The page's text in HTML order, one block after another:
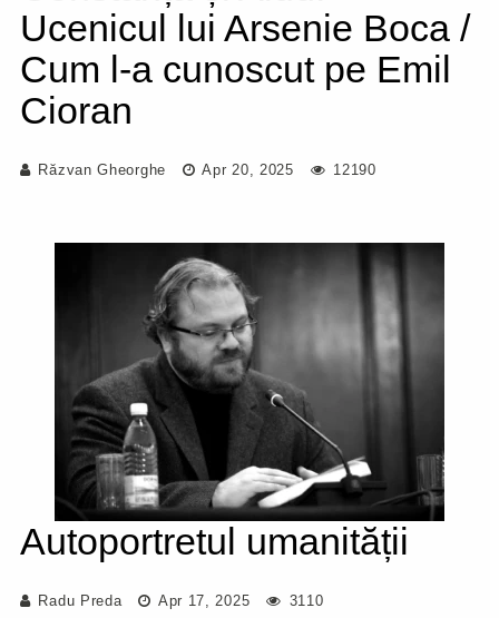
Ucenicul lui Arsenie Boca /
Cum l-a cunoscut pe Emil
Cioran
Răzvan Gheorghe Apr 20, 2025 12190
Autoportretul umanității
Radu Preda Apr 17, 2025 3110